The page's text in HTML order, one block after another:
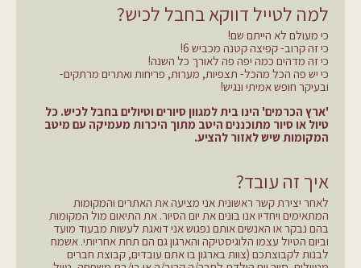
למה לטייל דווקא בחבל לכיש?
כי מעולם לא הייתם שם!
כי זה קרוב- קפיצה קטנה מכביש 6!
כי זה מדהים כמה יפה פה לאורך כל השנה!
כי יש פה הכל מהכל- תצפיות, מערות, פריחות ואתרים מרתקים-
ובעיקר חופש אמיתי ונגיש!
'ארץ הכרמים' הינו בית למגוון סיורים וטיולים בחבל לכיש. כל
טיול או סיור מתוכננים היטב מתוך היכרות מעמיקה עם מיטב
המקומות שיש לאזור להציע.
איך זה עובד?
לאחר יצירת קשר ראשונית אני מציעה את האתרים והמקומות
המתאימים ויחדיו אנו בונים את יום הסיור. את התיאום מול המקומות
בהם נבקר או האנשים אותם נפגוש אני דואגת לעשות מבעוד מועד
וביום הטיול עצמו הלוגיסטיקה והארגון גם הם תחת אחריותי. אשמח
לבנות לקבוצתכם (צוות בארגון בו אתם עובדים, קבוצת חברים